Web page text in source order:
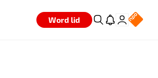
Word lid